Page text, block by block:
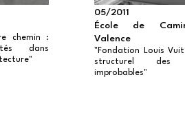
chemin :
dans
05/2011
École de
Valence
"Fondation Louis
structurel des
improbables"